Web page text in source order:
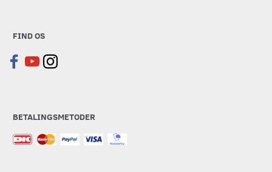
FIND OS
BETALINGSMETODER